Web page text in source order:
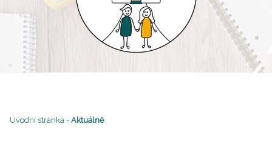
Úvodní stránka - Aktuálně